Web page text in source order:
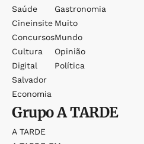
Saúde
Cineinsite
Concursos
Cultura
Digital
Salvador
Economia
Gastronomia
Muito
Mundo
Opinião
Política
GrupoA TARDE
A TARDE